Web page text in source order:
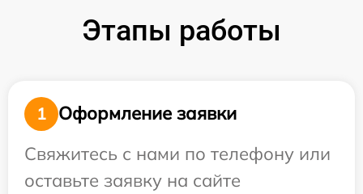
Этапы работы
1
Оформление заявки
Свяжитесь с нами по телефону или
оставьте заявку на сайте